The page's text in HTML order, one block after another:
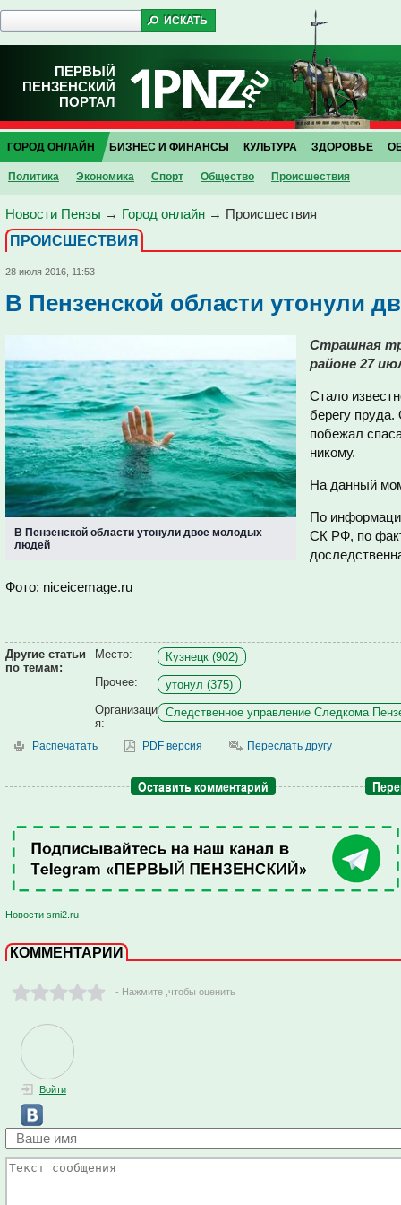
ПЕРВЫЙ
ПЕНЗЕНСКИЙ
ПОРТАЛ
ГОРОД ОНЛАЙН
Политика Экономика Спорт Общество Проиcшествия
БИЗНЕС И ФИНАНСЫ КУЛЬТУРА ЗДОРОВЬЕ
Новости Пензы → Город онлайн → Проиcшествия
ПРОИCШЕСТВИЯ
28 июля 2016, 11:53
В Пензенской области утонули
В Пензенской области утонули двое молодых
людей
Страшная
районе 27
Стало
берегу пруда.
побежал
никому.
На данный
По
СК РФ, по
Фото: niceicemage.ru
Другие статьи
по темам:
Место:
Кузнецк (902)
Прочее:
утонул (375)
Организаци
я:
Следственное управление Следкома
Распечатать PDF версия Переслать другу
Оставить комментарий
Новости smi2.ru
КОММЕНТАРИИ
- Нажмите ,чтобы оценить
Войти